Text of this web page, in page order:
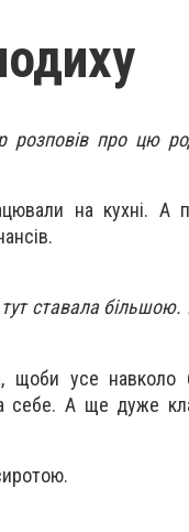
розповів про цю
на кухні. А
ставала більшою.
щоби усе навколо
себе. А ще дуже